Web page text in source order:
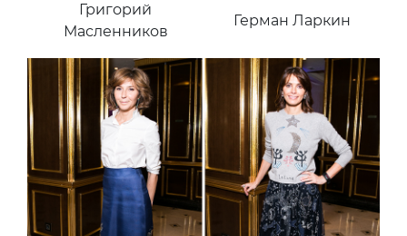
Григорий
Масленников
Герман Ларкин